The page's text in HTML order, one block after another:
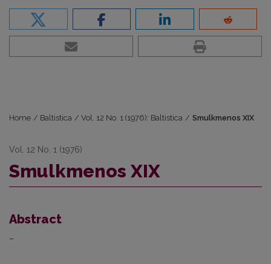
Home / Baltistica / Vol. 12 No. 1 (1976): Baltistica / Smulkmenos XIX
Vol. 12 No. 1 (1976)
Smulkmenos XIX
Abstract
–